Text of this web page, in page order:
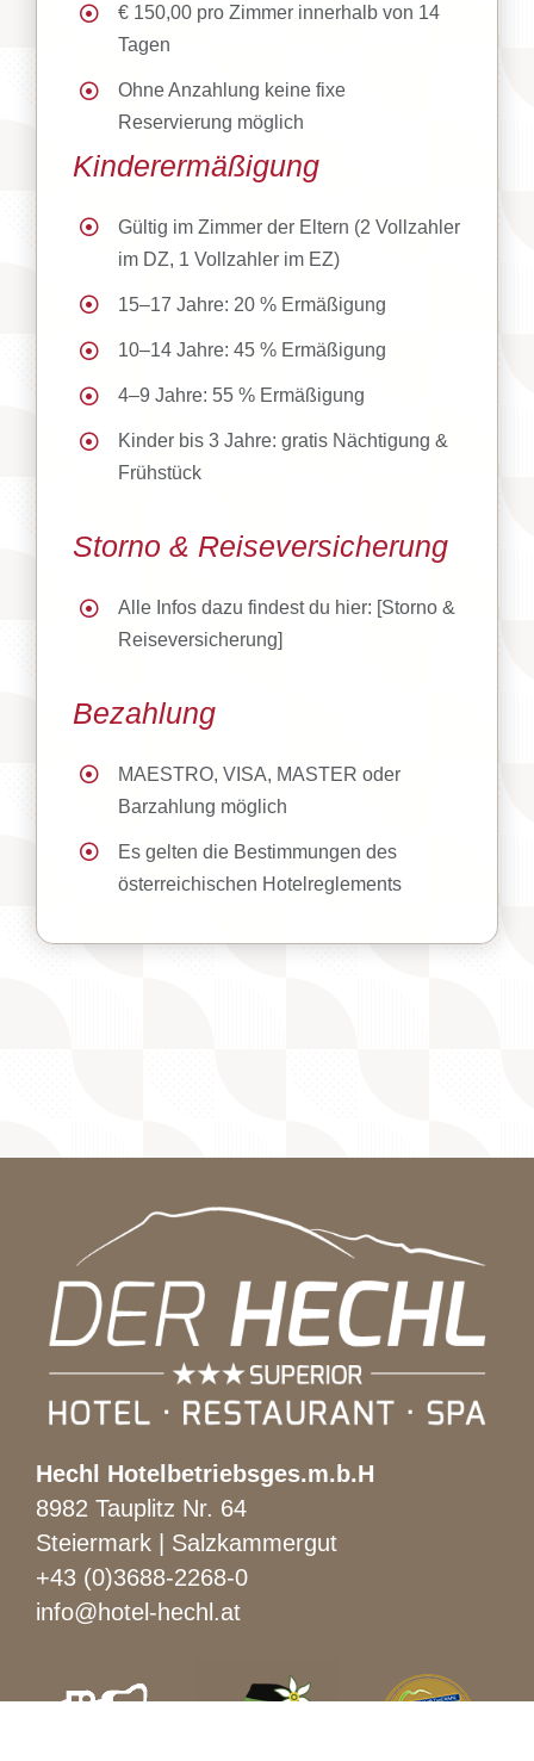
€ 150,00 pro Zimmer innerhalb von 14
Tagen
Ohne Anzahlung keine fixe
Reservierung möglich
Kinderermäßigung
Gültig im Zimmer der Eltern (2 Vollzahler
im DZ, 1 Vollzahler im EZ)
15–17 Jahre: 20 % Ermäßigung
10–14 Jahre: 45 % Ermäßigung
4–9 Jahre: 55 % Ermäßigung
Kinder bis 3 Jahre: gratis Nächtigung &
Frühstück
Storno & Reiseversicherung
Alle Infos dazu findest du hier: [Storno &
Reiseversicherung]
Bezahlung
MAESTRO, VISA, MASTER oder
Barzahlung möglich
Es gelten die Bestimmungen des
österreichischen Hotelreglements
Hechl Hotelbetriebsges.m.b.H
8982 Tauplitz Nr. 64
Steiermark | Salzkammergut
+43 (0)3688-2268-0
info@hotel-hechl.at